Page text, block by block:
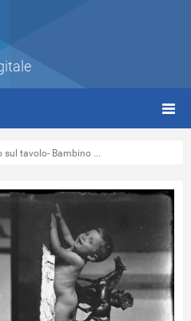
sul tavolo- Bambino ...